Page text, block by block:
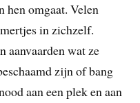
hen omgaat. Velen
in zichzelf.
aanvaarden wat ze
zijn of bang
aan een plek en aan